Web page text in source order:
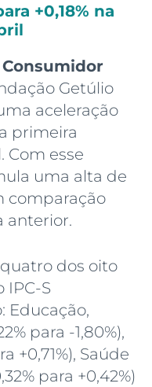
+0,18% na
Getúlio
aceleração
primeira
Com esse
uma alta de
comparação
anterior.
dos oito
S
Educação,
para -1,80%),
+0,71%), Saúde
para +0,42%)